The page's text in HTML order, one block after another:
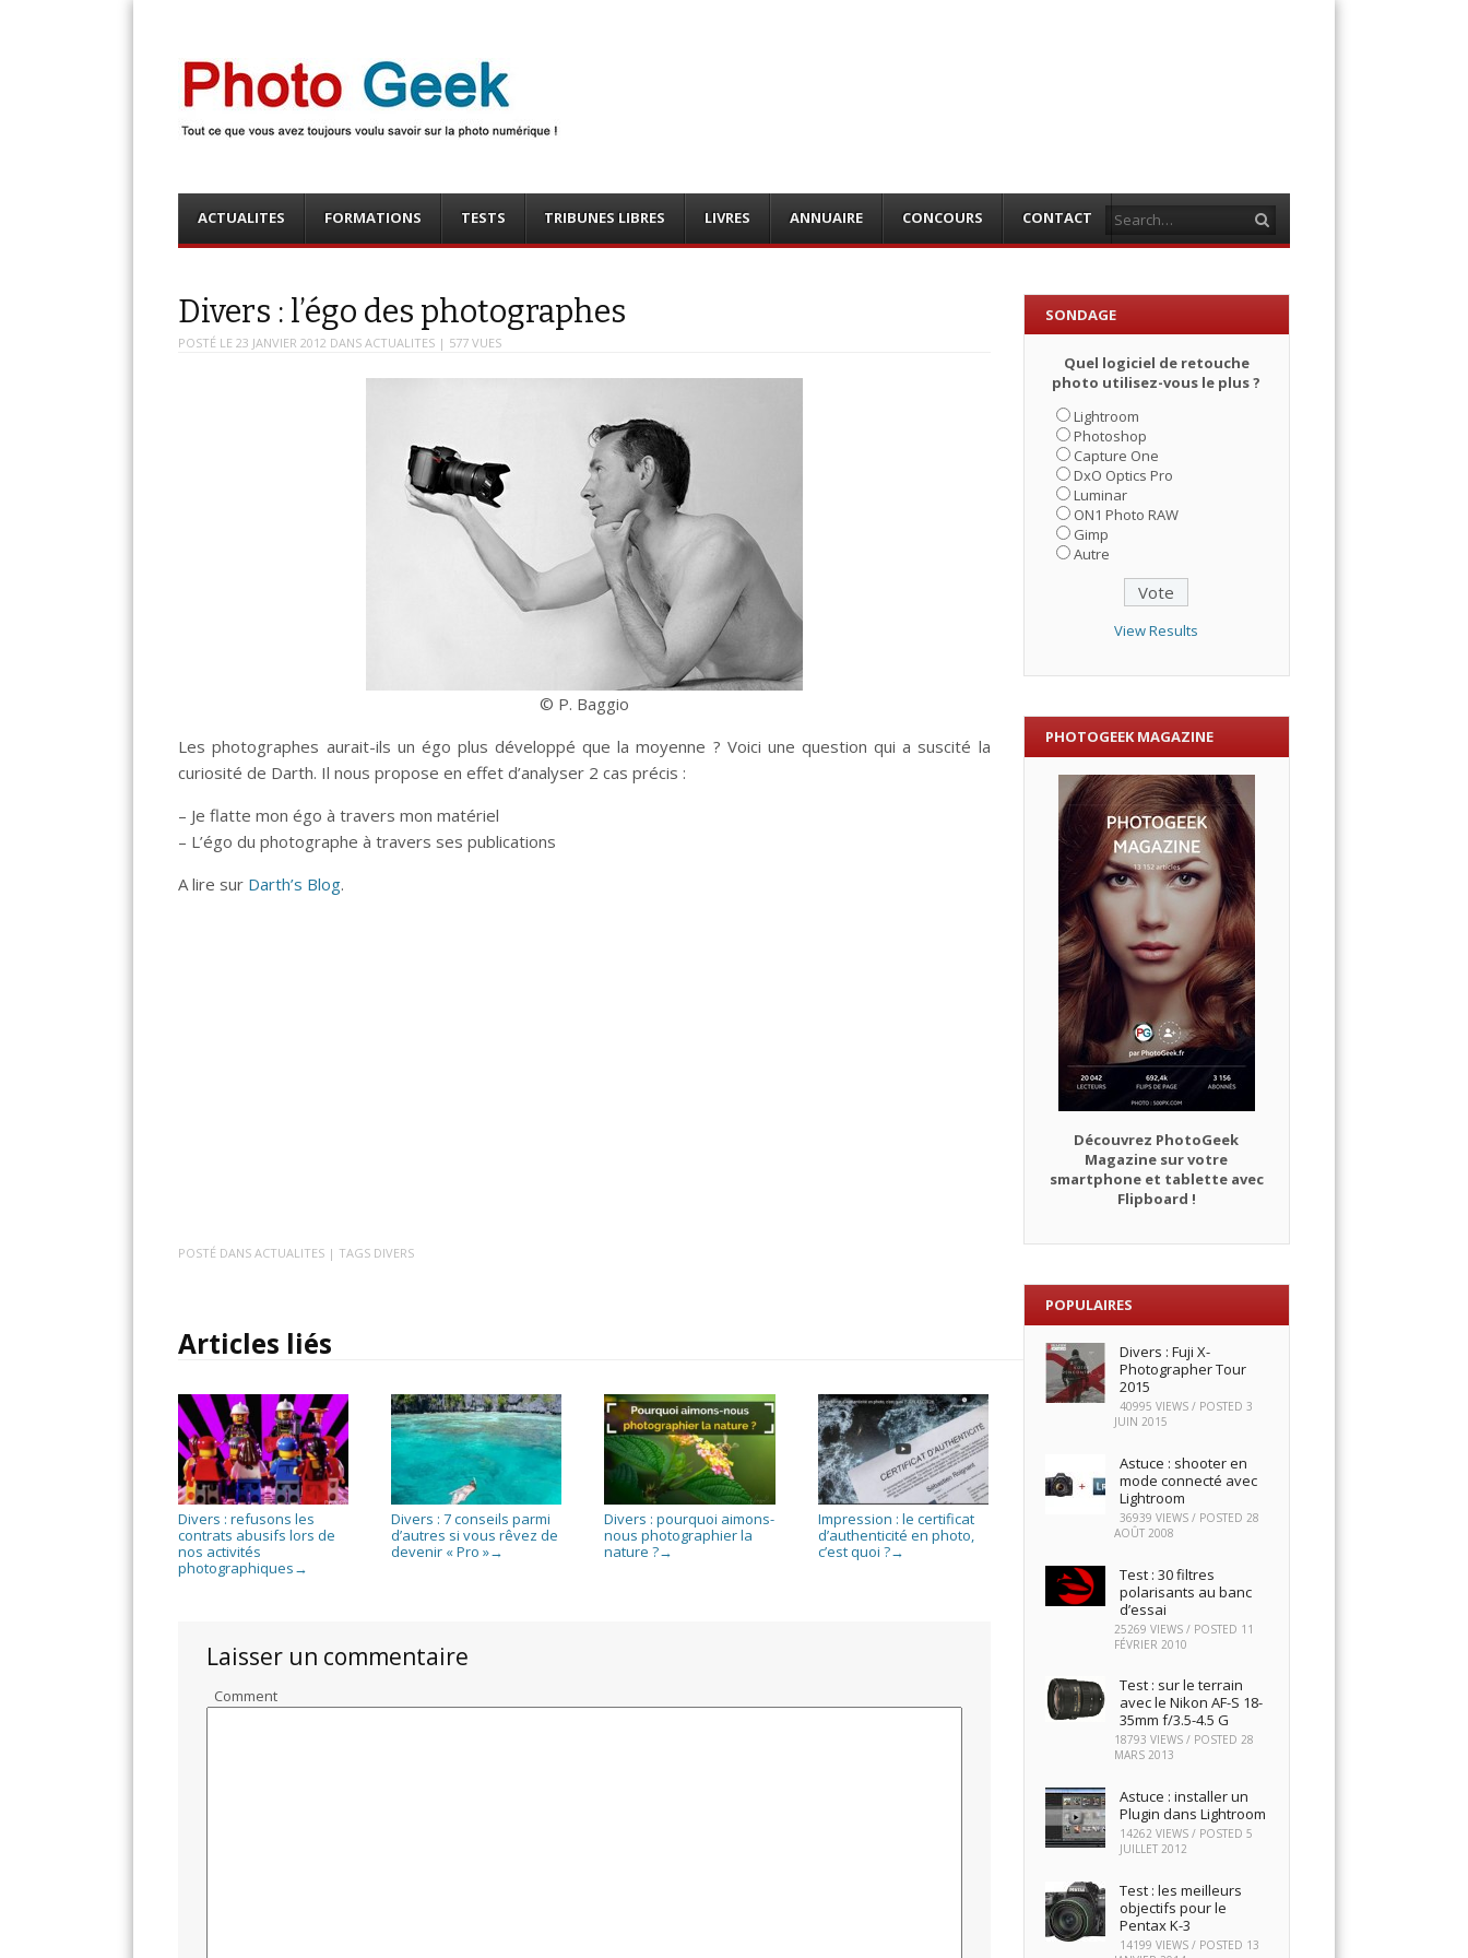
Photo Geek
Menu
content
ACTUALITES FORMATIONS TESTS TRIBUNES LIBRES LIVRES ANNUAIRE CONCOURS CONTACT
Divers : l’égo des photographes
POSTÉ LE23 JANVIER 2012 DANSACTUALITES | 577 VUES
© P. Baggio
Les photographes aurait-ils un égo plus développé que la moyenne ? Voici une question qui a suscité la
curiosité de Darth. Il nous propose en effet d’analyser 2 cas précis :
– Je flatte mon égo à tra­vers mon matériel
– L’égo du pho­to­graphe à tra­vers ses publications
A lire sur Darth’s Blog.
POSTÉ DANSACTUALITES | TAGS DIVERS
Articles liés
Divers : refusons les
contrats abusifs lors de
nos activités
photographiques →
Divers : 7 conseils parmi
d’autres si vous rêvez de
devenir « Pro »→
Divers : pourquoi aimons-
nous photographier la
nature ?→
Impression : le certificat
d’authenticité en photo,
c’est quoi ?→
Laisser un commentaire
Comment
SONDAGE
Quel logiciel de retouche
photo utilisez-vous le plus ?
Lightroom
Photoshop
Capture One
DxO Optics Pro
Luminar
ON1 Photo RAW
Gimp
Autre
View Results
PHOTOGEEK MAGAZINE
Découvrez PhotoGeek
Magazine sur votre
smartphone et tablette avec
Flipboard !
POPULAIRES
Divers : Fuji X-
Photographer Tour
2015
40995 VIEWS / POSTED3
JUIN 2015
Astuce : shooter en
mode connecté avec
Lightroom
36939 VIEWS / POSTED28
AOÛT 2008
Test : 30 filtres
polarisants au banc
d’essai
25269 VIEWS / POSTED 11
FÉVRIER 2010
Test : sur le terrain
avec le Nikon AF-S 18-
35mm f/3.5-4.5 G
18793 VIEWS / POSTED28
MARS 2013
Astuce : installer un
Plugin dans Lightroom
14262 VIEWS / POSTED5
JUILLET 2012
Test : les meilleurs
objectifs pour le
Pentax K-3
14199 VIEWS / POSTED 13